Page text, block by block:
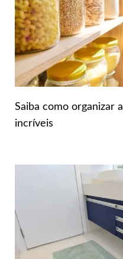
Saiba como organizar
incríveis